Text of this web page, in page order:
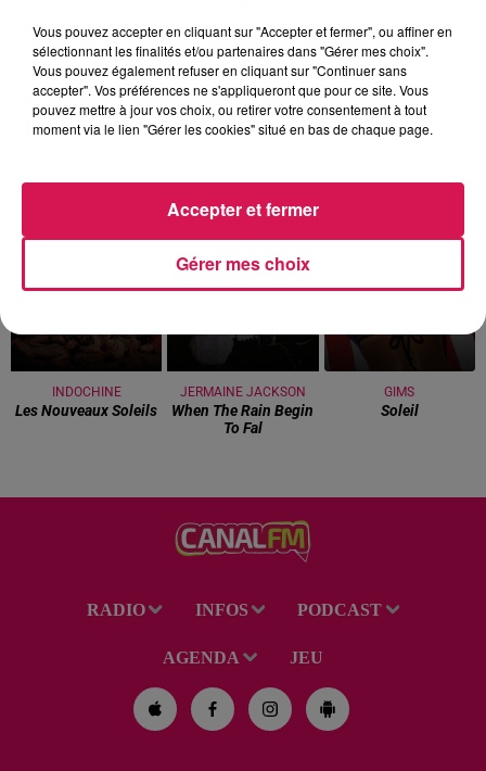
Revivez les meilleurs moments de la Ligne des Auditeurs
INDOCHINE
Les Nouveaux Soleils
JERMAINE JACKSON
When The Rain Begin
To Fal
GIMS
Soleil
RADIO INFOS PODCAST
AGENDA JEU
Vous pouvez accepter en cliquant sur "Accepter et fermer", ou affiner en
sélectionnant les finalités et/ou partenaires dans "Gérer mes choix".
Vous pouvez également refuser en cliquant sur "Continuer sans
accepter". Vos préférences ne s'appliqueront que pour ce site. Vous
pouvez mettre à jour vos choix, ou retirer votre consentement à tout
moment via le lien "Gérer les cookies" situé en bas de chaque page.
Gérer mes choix
Accepter et fermer